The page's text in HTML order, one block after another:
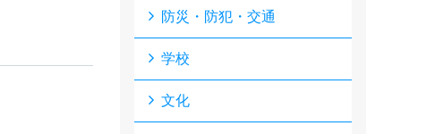
防災・防犯・交通
学校
文化